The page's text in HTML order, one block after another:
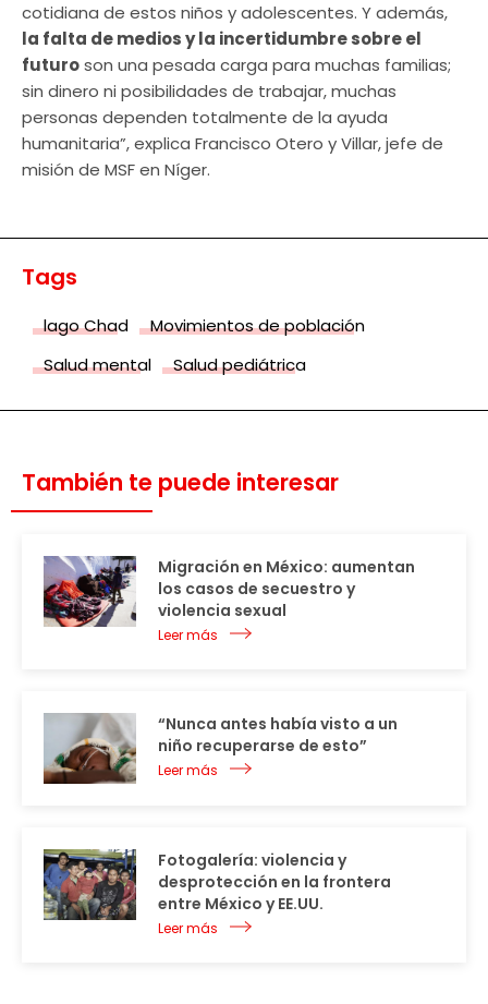
cotidiana de estos niños y adolescentes. Y además,
la falta de medios y la incertidumbre sobre el
futuroson una pesada carga para muchas familias;
sin dinero ni posibilidades de trabajar, muchas
personas dependen totalmente de la ayuda
humanitaria”, explica Francisco Otero y Villar, jefe de
misión de MSF en Níger.
Tags
lago Chad
Movimientos de población
Salud mental
Salud pediátrica
También te puede interesar
Migración en México: aumentan
los casos de secuestro y
violencia sexual
Leer más
“Nunca antes había visto a un
niño recuperarse de esto”
Leer más
Fotogalería: violencia y
desprotección en la frontera
entre México y EE.UU.
Leer más